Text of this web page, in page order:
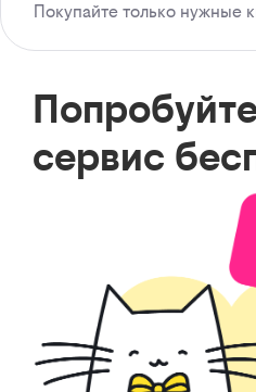
Покупайте только нужные
сервис